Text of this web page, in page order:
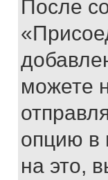
После
можете
опцию в
на это,